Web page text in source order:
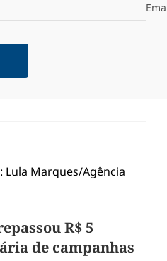
R$ 5
de campanhas